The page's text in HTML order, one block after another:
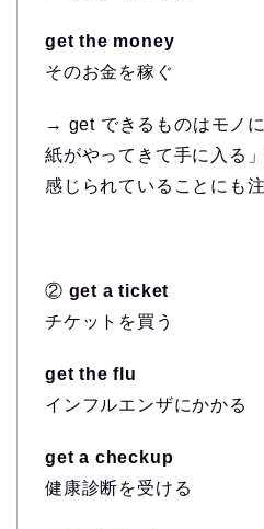
get the money
そのお金を稼ぐ
→ get できるものはモノ
紙がやってきて手に入る
感じられていることにも注
② get a ticket
チケットを買う
get the flu
インフルエンザにかかる
get a checkup
健康診断を受ける